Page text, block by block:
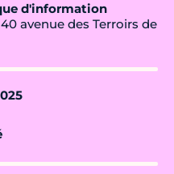
d'information
avenue des Terroirs de